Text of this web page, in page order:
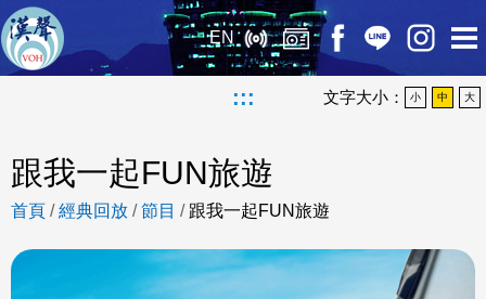
EN
::: 文字大小： 小 中 大
跟我一起FUN旅遊
首頁 /經典回放 /節目 / 跟我一起FUN旅遊